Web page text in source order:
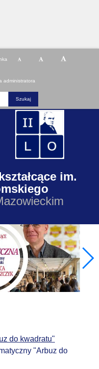
administratora
im.
do kwadratu"
"Arbuz do